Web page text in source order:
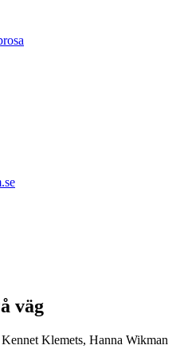
väg
Klemets, Hanna Wikman